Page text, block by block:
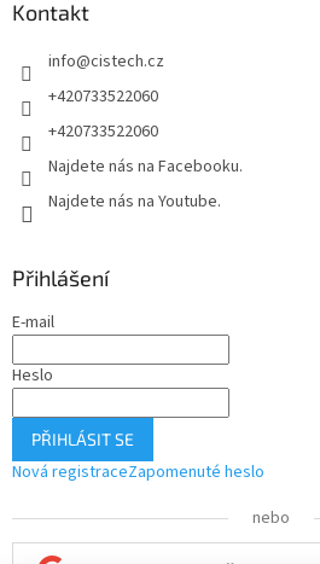
Kontakt
info@cistech.cz
+420733522060
+420733522060
Najdete nás na Facebooku.
Najdete nás na Youtube.
Přihlášení
E-mail
Heslo
PŘIHLÁSIT SE
Nová registraceZapomenuté heslo
nebo